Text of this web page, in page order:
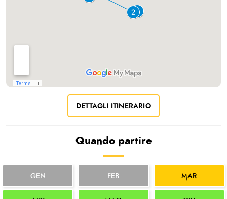
DETTAGLI ITINERARIO
Quando partire
GEN FEB MAR